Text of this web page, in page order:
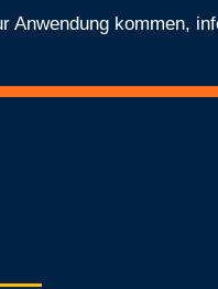
kommen,